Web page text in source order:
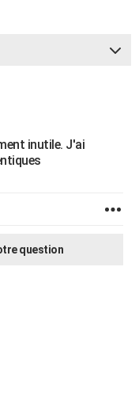
inutile. J'ai
question